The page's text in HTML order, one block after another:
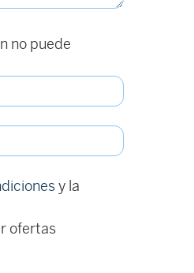
no puede
y la
ofertas